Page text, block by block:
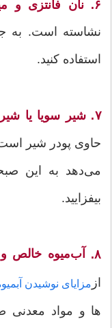
۶. نان فانتزی و میوه:
نشاسته است. به
استفاده کنید.
۷. شیر سویا یا شیر کم‌چرب:
حاوی پودر شیر
می‌دهد به این
بیفزایید.
۸. آب‌میوه خالص
از مزایای نوشیدن
ها و مواد معدنی